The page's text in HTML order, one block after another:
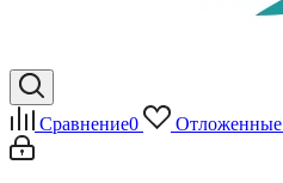
Сравнение0 Отложенные